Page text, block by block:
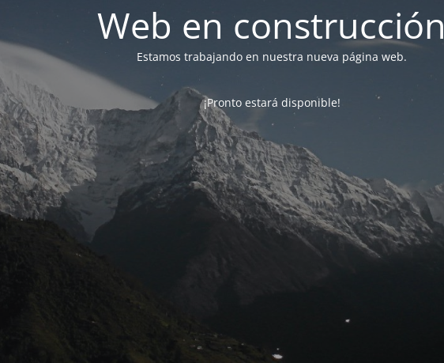
Web en construcción
Estamos trabajando en nuestra nueva página web.
¡Pronto estará disponible!